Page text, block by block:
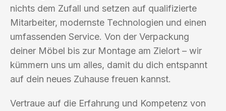
nichts dem Zufall und setzen auf qualifizierte
Mitarbeiter, modernste Technologien und einen
umfassenden Service. Von der Verpackung
deiner Möbel bis zur Montage am Zielort – wir
kümmern uns um alles, damit du dich entspannt
auf dein neues Zuhause freuen kannst.
Vertraue auf die Erfahrung und Kompetenz von